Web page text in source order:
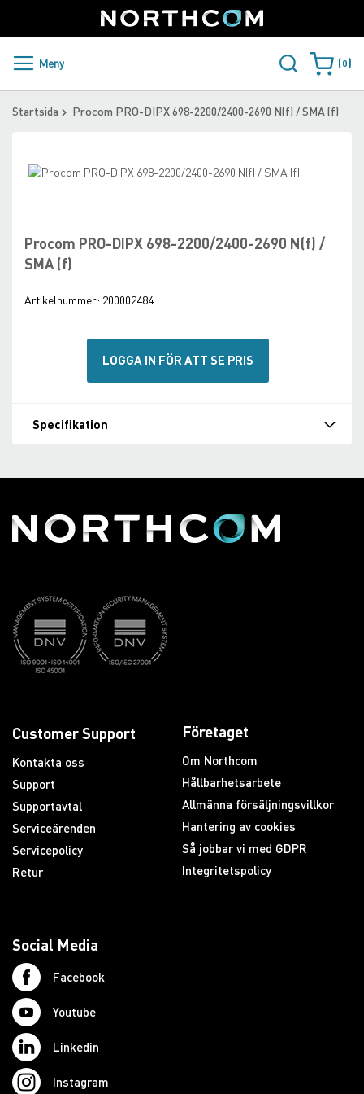
to
Content
Sweden
PRODUKTER OCH LÖSNINGAR
ÅTERFÖRSÄLJARE
LADDA NER
Meny Varukorgen
0
Startsida Procom PRO-DIPX 698-2200/2400-2690 N(f) / SMA (f)
Procom PRO-DIPX 698-2200/2400-2690 N(f) /
SMA (f)
Artikelnummer: 200002484
LOGGA IN FÖR ATT SE PRIS
Skip
of
the
images
beginning
of
the
gallery
Specifikation
Customer Support
Kontakta oss
Support
Supportavtal
Serviceärenden
Servicepolicy
Retur
Företaget
Om Northcom
Hållbarhetsarbete
Allmänna försäljningsvillkor
Hantering av cookies
Så jobbar vi med GDPR
Integritetspolicy
Social Media
Facebook
Youtube
Linkedin
Instagram